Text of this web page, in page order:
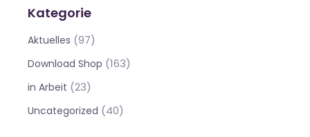
Kategorie
Aktuelles (97)
Download Shop (163)
in Arbeit (23)
Uncategorized (40)